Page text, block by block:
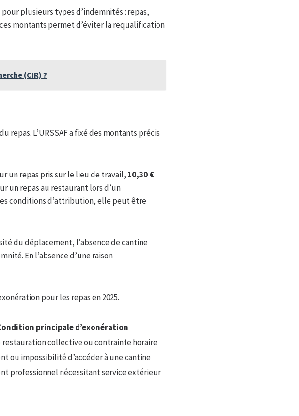
plusieurs types d’indemnités : repas,
montants permet d’éviter la requalification
(CIR) ?
repas. L’URSSAF a fixé des montants précis
un repas pris sur le lieu de travail, 10,30 €
un repas au restaurant lors d’un
conditions d’attribution, elle peut être
du déplacement, l’absence de cantine
En l’absence d’une raison
pour les repas en 2025.
principale d’exonération
restauration collective ou contrainte horaire
ou impossibilité d’accéder à une cantine
professionnel nécessitant service extérieur